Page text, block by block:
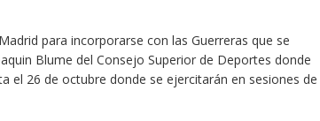
para incorporarse con las Guerreras que se
Blume del Consejo Superior de Deportes donde
el 26 de octubre donde se ejercitarán en sesiones de